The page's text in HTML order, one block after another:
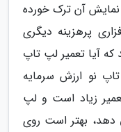
آن ترک خورده
پرهزینه دیگری
که آیا تعمیر لپ تاپ
نو ارزش سرمایه
زیاد است و لپ
دهد، بهتر است روی